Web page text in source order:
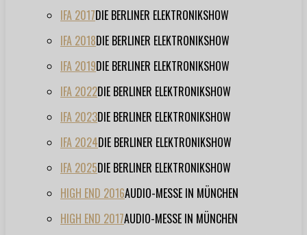
IFA 2017DIE BERLINER ELEKTRONIKSHOW
IFA 2018DIE BERLINER ELEKTRONIKSHOW
IFA 2019DIE BERLINER ELEKTRONIKSHOW
IFA 2022DIE BERLINER ELEKTRONIKSHOW
IFA 2023DIE BERLINER ELEKTRONIKSHOW
IFA 2024DIE BERLINER ELEKTRONIKSHOW
IFA 2025DIE BERLINER ELEKTRONIKSHOW
HIGH END 2016AUDIO-MESSE IN MÜNCHEN
HIGH END 2017AUDIO-MESSE IN MÜNCHEN